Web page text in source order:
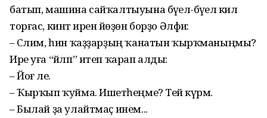
батып, машина сайҡалтыуына бәүелә-бәүелә килә
торғас, кинәт иренә йөҙөн борҙо Әлфиә:
– Сәлим, һин ҡаҙҙарҙың ҡанатын ҡырҡманыңмы?
Ире уға “йәлп” итеп ҡарап алды:
– Йоғ әле.
– Ҡырҡып ҡуйма. Ишетәһеңме? Тейә күрмә.
– Былай ҙа улайтмаҫ инем...